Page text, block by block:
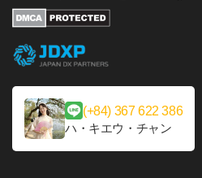
(+84) 367 622 386
ハ・キエウ・チャン